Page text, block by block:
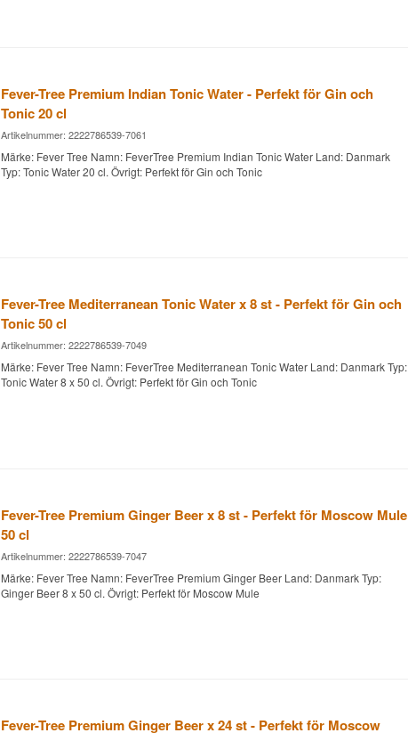
Fever-Tree Premium Indian Tonic Water - Perfekt för Gin och
Tonic 20 cl
Artikelnummer: 2222786539-7061
Märke: Fever Tree Namn: FeverTree Premium Indian Tonic Water Land: Danmark
Typ: Tonic Water 20 cl. Övrigt: Perfekt för Gin och Tonic
Fever-Tree Mediterranean Tonic Water x 8 st - Perfekt för Gin och
Tonic 50 cl
Artikelnummer: 2222786539-7049
Märke: Fever Tree Namn: FeverTree Mediterranean Tonic Water Land: Danmark Typ:
Tonic Water 8 x 50 cl. Övrigt: Perfekt för Gin och Tonic
Fever-Tree Premium Ginger Beer x 8 st - Perfekt för Moscow Mule
50 cl
Artikelnummer: 2222786539-7047
Märke: Fever Tree Namn: FeverTree Premium Ginger Beer Land: Danmark Typ:
Ginger Beer 8 x 50 cl. Övrigt: Perfekt för Moscow Mule
Fever-Tree Premium Ginger Beer x 24 st - Perfekt för Moscow